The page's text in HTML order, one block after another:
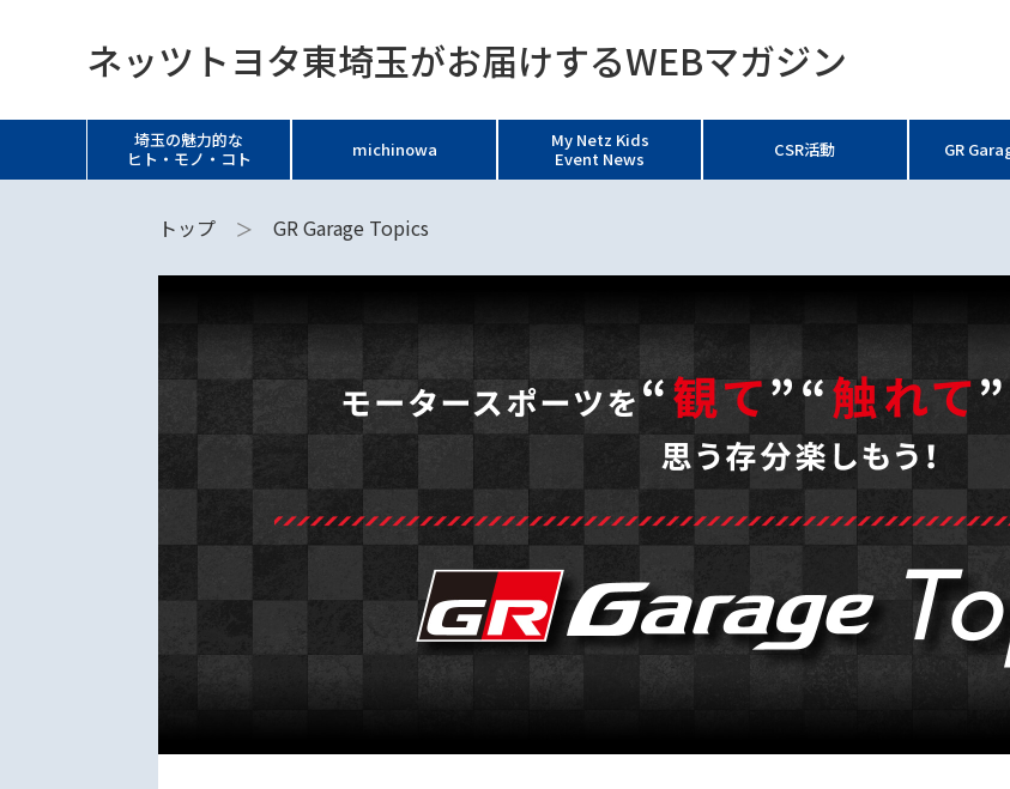
ネッツトヨタ東埼玉がお届けするWEBマガジン
埼玉の魅力的な
ヒト・モノ・コト
michinowa
My Netz Kids
Event News
CSR活動 GR
トップ GR Garage Topics